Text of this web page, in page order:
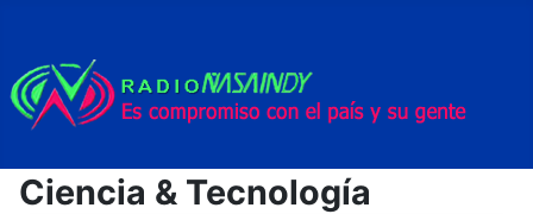
Ciencia & Tecnología